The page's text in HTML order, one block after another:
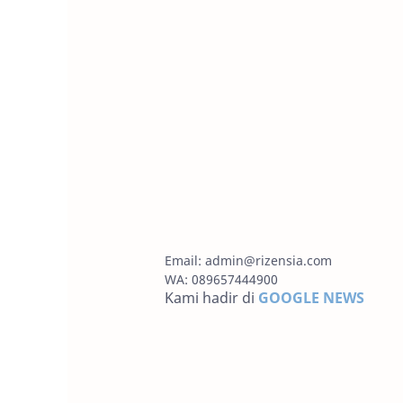
Email: admin@rizensia.com
WA: 089657444900
Kami hadir di GOOGLE NEWS